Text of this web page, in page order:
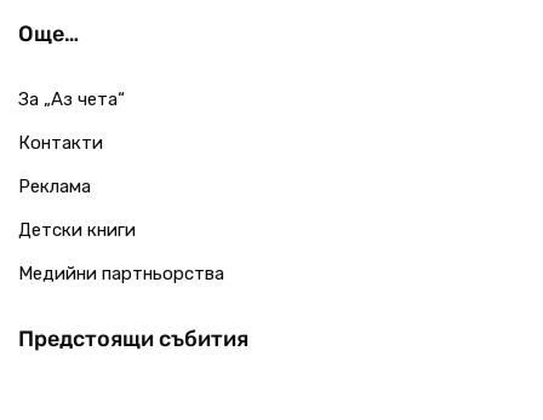
Още…
За „Аз чета“
Контакти
Реклама
Детски книги
Медийни партньорства
Предстоящи събития